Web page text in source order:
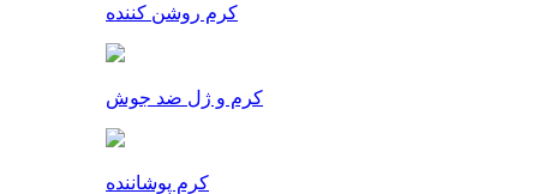
کرم روشن کننده
کرم و ژل ضد جوش
کرم پوشاننده